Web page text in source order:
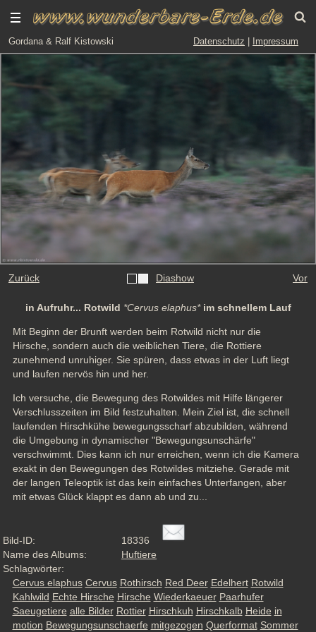
Gordana & Ralf Kistowski Datenschutz Impressum
Zurück Diashow Vor
in Aufruhr... Rotwild *Cervus elaphus*im schnellem Lauf
Mit Beginn der Brunft werden beim Rotwild nicht nur die
Hirsche, sondern auch die weiblichen Tiere, die Rottiere
zunehmend unruhiger. Sie spüren, dass etwas in der Luft liegt
und laufen nervös hin und her.
Ich versuche, die Bewegung des Rotwildes mit Hilfe längerer
Verschlusszeiten im Bild festzuhalten. Mein Ziel ist, die schnell
laufenden Hirschkühe bewegungsscharf abzubilden, während
die Umgebung in dynamischer "Bewegungsunschärfe"
verschwimmt. Dies kann ich nur erreichen, wenn ich die Kamera
exakt in den Bewegungen des Rotwildes mitziehe. Gerade mit
der langen Teleoptik ist das kein einfaches Unterfangen, aber
mit etwas Glück klappt es dann ab und zu...
Bild-ID:
18336
Name des Albums:
Huftiere
Schlagwörter:
Cervus elaphus Cervus Rothirsch Red Deer Edelhert Rotwild
Kahlwild Echte Hirsche Hirsche Wiederkaeuer Paarhufer
Saeugetiere alle Bilder Rottier Hirschkuh Hirschkalb Heide in
motion Bewegungsunschaerfe mitgezogen Querformat Sommer